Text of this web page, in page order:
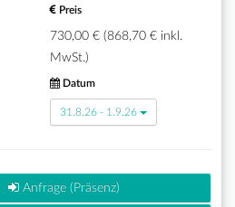
Preis
730,00 € (868,70 € inkl.
MwSt.)
Datum
31.8.26 - 1.9.26
Anfrage (Präsenz)